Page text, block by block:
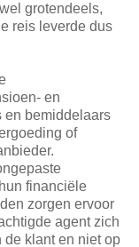
grotendeels,
reis leverde dus
en
en bemiddelaars
of
financiële
zorgen ervoor
agent zich
klant en niet op